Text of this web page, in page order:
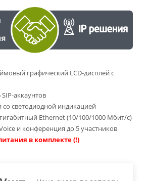
графический LCD-дисплей с
аккаунтов
светодиодной индикацией
Ethernet (10/100/1000 Мбит/с)
и конференция до 5 участников
в комплекте (!)